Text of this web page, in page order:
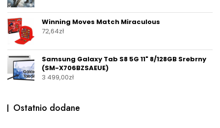
Winning Moves Match Miraculous
72,64zł
Samsung Galaxy Tab S8 5G 11" 8/128GB Srebrny
(SM-X706BZSAEUE)
3 499,00zł
Ostatnio dodane